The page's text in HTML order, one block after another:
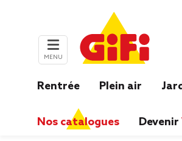
MENU
Rentrée Plein air
Nos catalogues Devenir